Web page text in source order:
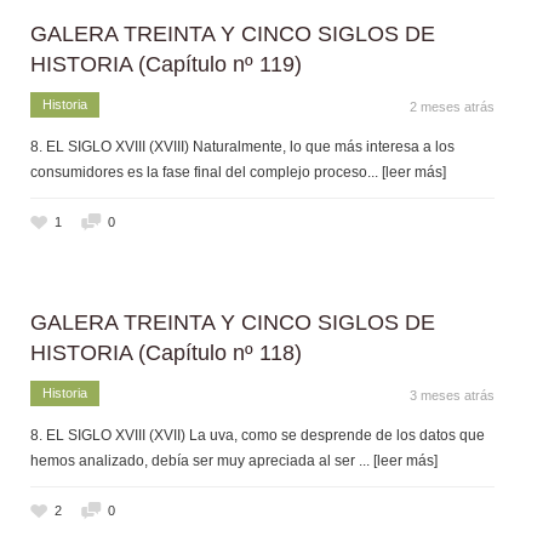
GALERA TREINTA Y CINCO SIGLOS DE
HISTORIA (Capítulo nº 119)
Historia 2 meses atrás
8. EL SIGLO XVIII (XVIII) Naturalmente, lo que más interesa a los
consumidores es la fase final del complejo proceso ... [leer más]
1 0
GALERA TREINTA Y CINCO SIGLOS DE
HISTORIA (Capítulo nº 118)
Historia 3 meses atrás
8. EL SIGLO XVIII (XVII) La uva, como se desprende de los datos que
hemos analizado, debía ser muy apreciada al ser
... [leer más]
2 0